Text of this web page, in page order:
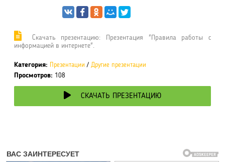
Cкачать презентацию: Презентация "Правила работы с
информацией в интернете".
Категория: Презентации / Другие презентации
Просмотров: 108
СКАЧАТЬ ПРЕЗЕНТАЦИЮ